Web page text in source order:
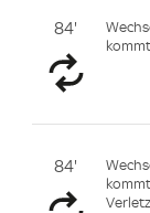
84'
84'